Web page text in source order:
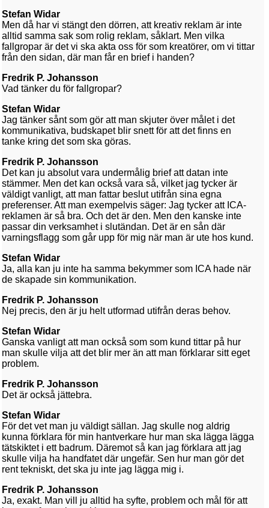
Stefan Widar
Men då har vi stängt den dörren, att kreativ reklam är inte
alltid samma sak som rolig reklam, såklart. Men vilka
fallgropar är det vi ska akta oss för som kreatörer, om vi tittar
från den sidan, där man får en brief i handen?
Fredrik P. Johansson
Vad tänker du för fallgropar?
Stefan Widar
Jag tänker sånt som gör att man skjuter över målet i det
kommunikativa, budskapet blir snett för att det finns en
tanke kring det som ska göras.
Fredrik P. Johansson
Det kan ju absolut vara undermålig brief att datan inte
stämmer. Men det kan också vara så, vilket jag tycker är
väldigt vanligt, att man fattar beslut utifrån sina egna
preferenser. Att man exempelvis säger: Jag tycker att ICA-
reklamen är så bra. Och det är den. Men den kanske inte
passar din verksamhet i slutändan. Det är en sån där
varningsflagg som går upp för mig när man är ute hos kund.
Stefan Widar
Ja, alla kan ju inte ha samma bekymmer som ICA hade när
de skapade sin kommunikation.
Fredrik P. Johansson
Nej precis, den är ju helt utformad utifrån deras behov.
Stefan Widar
Ganska vanligt att man också som som kund tittar på hur
man skulle vilja att det blir mer än att man förklarar sitt eget
problem.
Fredrik P. Johansson
Det är också jättebra.
Stefan Widar
För det vet man ju väldigt sällan. Jag skulle nog aldrig
kunna förklara för min hantverkare hur man ska lägga lägga
tätskiktet i ett badrum. Däremot så kan jag förklara att jag
skulle vilja ha handfatet där ungefär. Sen hur man gör det
rent tekniskt, det ska ju inte jag lägga mig i.
Fredrik P. Johansson
Ja, exakt. Man vill ju alltid ha syfte, problem och mål för att